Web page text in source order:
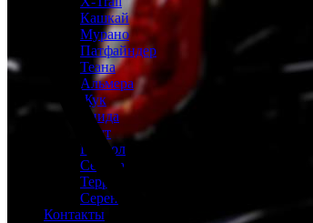
Кашкай
Мурано
Патфайндер
Теана
Альмера
Жук
Тиида
Ноут
Патрол
Сентра
Террано
Серена
Контакты